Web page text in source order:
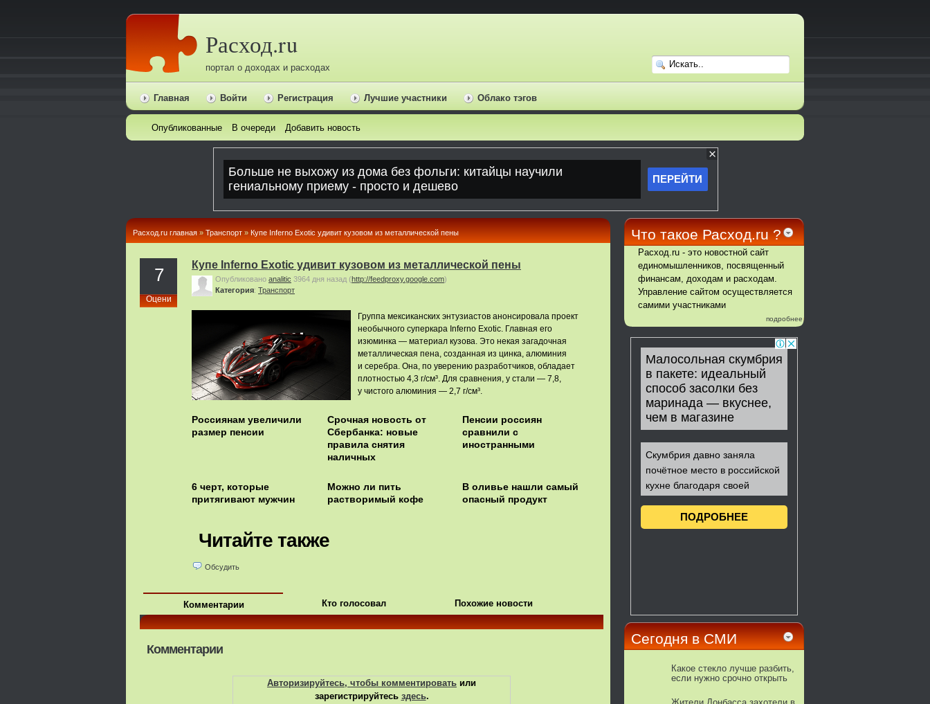
Расход.ru
портал о доходах и расходах
Главная Войти Регистрация Лучшие участники Облако тэгов
Опубликованные В очереди Добавить новость
Расход.ru главная » Транспорт » Купе Inferno Exotic удивит кузовом из металлической пены
7
Оцени
Купе Inferno Exotic удивит кузовом из металлической пены
Опубликовано analitic 3964 дня назад (http://feedproxy.google.com)
Категория: Транспорт
Группа мексиканских энтузиастов анонсировала проект
необычного суперкара Inferno Exotic. Главная его
изюминка — материал кузова. Это некая загадочная
металлическая пена, созданная из цинка, алюминия
и серебра. Она, по уверению разработчиков, обладает
плотностью 4,3 г/см³. Для сравнения, у стали — 7,8,
у чистого алюминия — 2,7 г/см³.
Россиянам увеличили
размер пенсии
Срочная новость от
Сбербанка: новые
правила снятия
наличных
Пенсии россиян
сравнили с
иностранными
6 черт, которые
притягивают мужчин
Можно ли пить
растворимый кофе
В оливье нашли самый
опасный продукт
Читайте также
Обсудить
Комментарии Кто голосовал Похожие новости
Комментарии
Авторизируйтесь, чтобы комментировать или
зарегистрируйтесь здесь.
Что такое Расход.ru ?
Расход.ru - это новостной сайт
единомышленников, посвященный
финансам, доходам и расходам.
Управление сайтом осуществляется
самими участниками
подробнее
Сегодня в СМИ
Какое стекло лучше разбить,
если нужно срочно открыть